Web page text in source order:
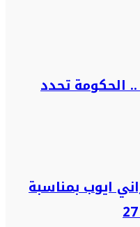
قانون المالية 2027 .. الحكومة تحدد
ايوب بمناسبة